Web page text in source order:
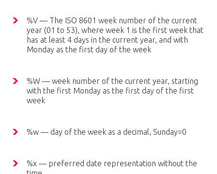
%V — The ISO 8601 week number of the current
year (01 to 53), where week 1 is the first week that
has at least 4 days in the current year, and with
Monday as the first day of the week
%W — week number of the current year, starting
with the first Monday as the first day of the first
week
%w — day of the week as a decimal, Sunday=0
%x — preferred date representation without the